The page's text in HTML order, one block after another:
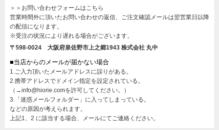
＞＞お問い合わせフォームはこちら
営業時間外に頂いたお問い合わせの返信、ご注文確認メールは翌営業日以降
の配信になります。
※受注の状況により遅れる場合がございます。
〒598-0024 大阪府泉佐野市上之郷1943 株式会社 丸中
■当店からのメールが届かない場合
1.ご入力頂いたメールアドレスに誤りがある。
2.携帯アドレスでドメイン指定を設定されている。
（→info@hiorie.comを許可してください。）
3.「迷惑メールフォルダー」に入ってしまっている。
などの原因が考えられます。
上記1、2 に該当する場合、メールにてご連絡ください。